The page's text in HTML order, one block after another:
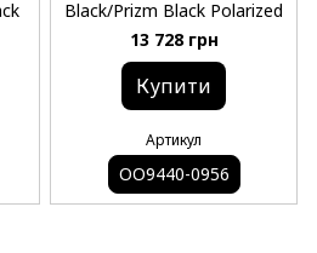
Black/Prizm Black Polarized
13 728 грн
Купити
Артикул
OO9440-0956